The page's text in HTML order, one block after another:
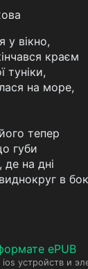
у вікно,
краєм
туніки,
на море,
тепер
губи
на дні
в
ePUB
устройств и